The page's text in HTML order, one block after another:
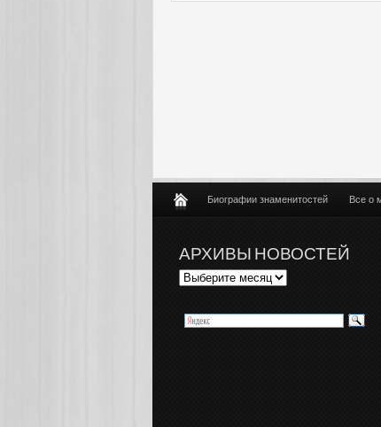
Биографии знаменитостей Все о
АРХИВЫ НОВОСТЕЙ